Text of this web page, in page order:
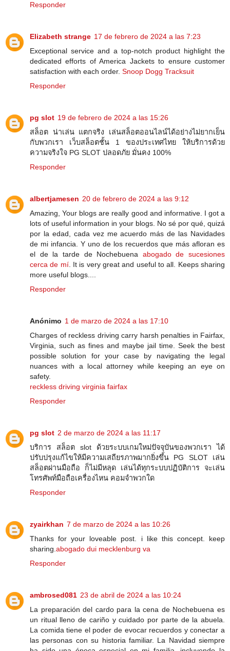
Responder
Elizabeth strange 17 de febrero de 2024 a las 7:23
Exceptional service and a top-notch product highlight the
dedicated efforts of America Jackets to ensure customer
satisfaction with each order. Snoop Dogg Tracksuit
Responder
pg slot 19 de febrero de 2024 a las 15:26
สล็อต น่าเล่น แตกจริง เล่นสล็อตออนไลน์ได้อย่างไม่ยากเย็น
กับพวกเรา เว็บสล็อตชั้น 1 ของประเทศไทย ให้บริการด้วย
ความจริงใจ PG SLOT ปลอดภัย มั่นคง 100%
Responder
albertjamesen 20 de febrero de 2024 a las 9:12
Amazing, Your blogs are really good and informative. I got a
lots of useful information in your blogs. No sé por qué, quizá
por la edad, cada vez me acuerdo más de las Navidades
de mi infancia. Y uno de los recuerdos que más afloran es
el de la tarde de Nochebuena abogado de sucesiones
cerca de mí. It is very great and useful to all. Keeps sharing
more useful blogs....
Responder
Anónimo 1 de marzo de 2024 a las 17:10
Charges of reckless driving carry harsh penalties in Fairfax,
Virginia, such as fines and maybe jail time. Seek the best
possible solution for your case by navigating the legal
nuances with a local attorney while keeping an eye on
safety.
reckless driving virginia fairfax
Responder
pg slot 2 de marzo de 2024 a las 11:17
บริการ สล็อต slot ด้วยระบบเกมใหม่ปัจจุบันของพวกเรา ได้
ปรับปรุงแก้ไขให้มีความเสถียรภาพมากยิ่งขึ้น PG SLOT เล่น
สล็อตผ่านมือถือ ก็ไม่มีหลุด เล่นได้ทุกระบบปฏิบัติการ จะเล่น
โทรศัพท์มือถือเครื่องไหน คอมจำพวกใด
Responder
zyairkhan 7 de marzo de 2024 a las 10:26
Thanks for your loveable post. i like this concept. keep
sharing. abogado dui mecklenburg va
Responder
ambrosed081 23 de abril de 2024 a las 10:24
La preparación del cardo para la cena de Nochebuena es
un ritual lleno de cariño y cuidado por parte de la abuela.
La comida tiene el poder de evocar recuerdos y conectar a
las personas con su historia familiar. La Navidad siempre